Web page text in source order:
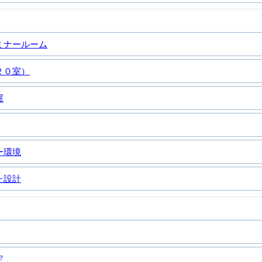
ナールーム
室）
環境
設計